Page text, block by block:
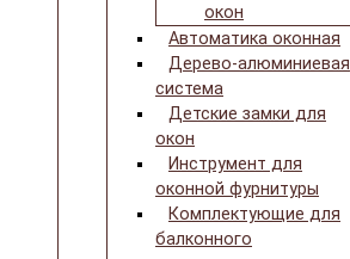
окон
Автоматика оконная
Дерево-алюминиевая
система
Детские замки для
окон
Инструмент для
оконной фурнитуры
Комплектующие для
балконного